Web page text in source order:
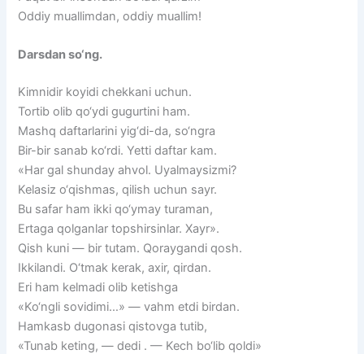
Oddiy muallimdan, oddiy muallim!
Darsdan so‘ng.
Kimnidir koyidi chekkani uchun.
Tortib olib qo‘ydi gugurtini ham.
Mashq daftarlarini yig‘di-da, so‘ngra
Bir-bir sanab ko‘rdi. Yetti daftar kam.
«Har gal shunday ahvol. Uyalmaysizmi?
Kelasiz o‘qishmas, qilish uchun sayr.
Bu safar ham ikki qo‘ymay turaman,
Ertaga qolganlar topshirsinlar. Xayr».
Qish kuni — bir tutam. Qoraygandi qosh.
Ikkilandi. O‘tmak kerak, axir, qirdan.
Eri ham kelmadi olib ketishga
«Ko‘ngli sovidimi…» — vahm etdi birdan.
Hamkasb dugonasi qistovga tutib,
«Tunab keting, — dedi . — Kech bo‘lib qoldi»